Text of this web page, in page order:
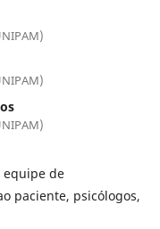
equipe de
paciente, psicólogos,